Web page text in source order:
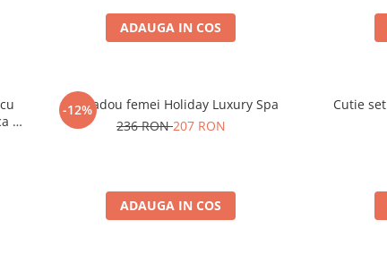
ADAUGA IN COS
de
-12%
Set cadou femei Holiday Luxury Spa
236 RON207 RON
ADAUGA IN COS
Cutie